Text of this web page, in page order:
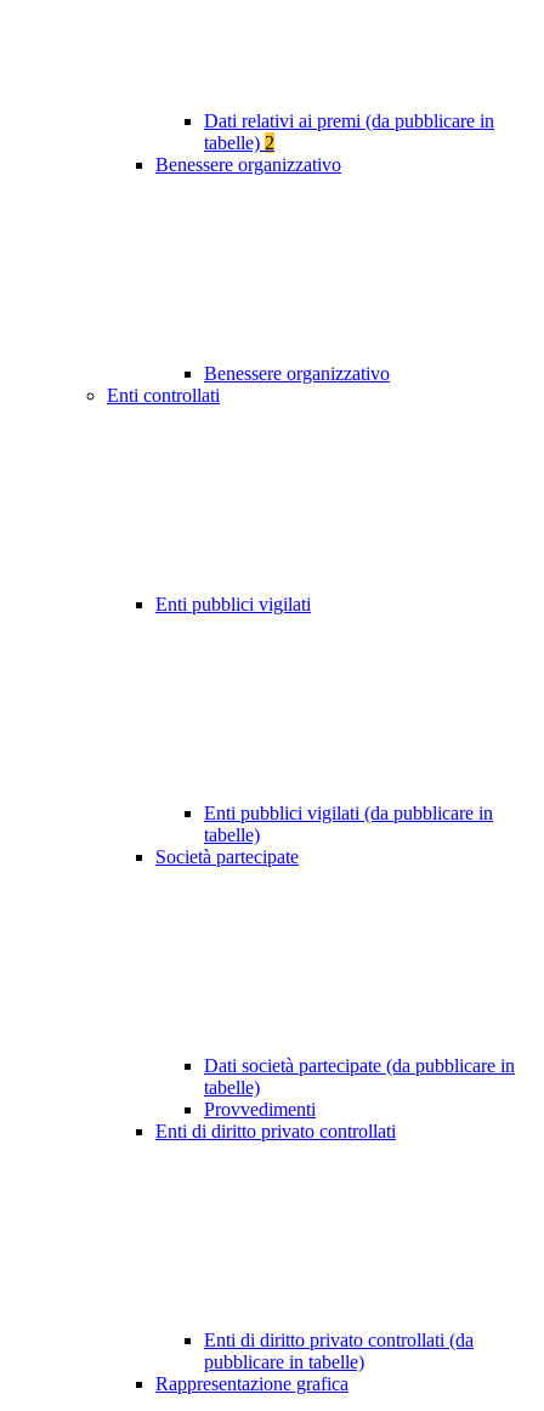
Dati relativi ai premi (da pubblicare in
tabelle) 2
Benessere organizzativo
Benessere organizzativo
Enti controllati
Enti pubblici vigilati
Enti pubblici vigilati (da pubblicare in
tabelle)
Società partecipate
Dati società partecipate (da pubblicare in
tabelle)
Provvedimenti
Enti di diritto privato controllati
Enti di diritto privato controllati (da
pubblicare in tabelle)
Rappresentazione grafica